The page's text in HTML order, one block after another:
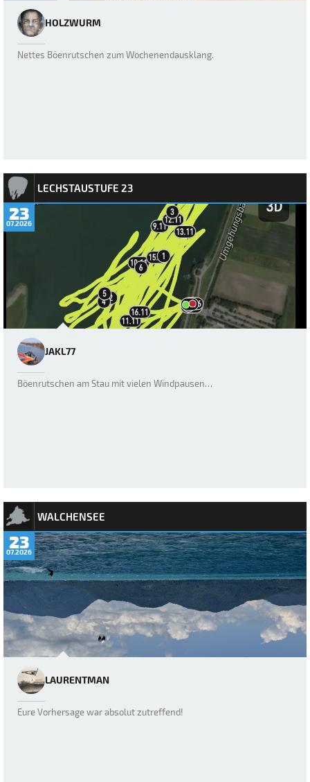
HOLZWURM
Nettes Böenrutschen zum Wochenendausklang.
LECHSTAUSTUFE 23
23
07.2026
JAKL77
Böenrutschen am Stau mit vielen Windpausen…
WALCHENSEE
23
07.2026
LAURENTMAN
Eure Vorhersage war absolut zutreffend!